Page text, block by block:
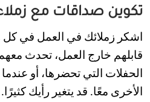
تكوين صداقات مع
اشكر زملائك في العمل في كل
قابلهم خارج العمل، تحدث
الحفلات التي تحضرها، أو
الأخرى معًا. قد يتغير رأيك كثيرًا.